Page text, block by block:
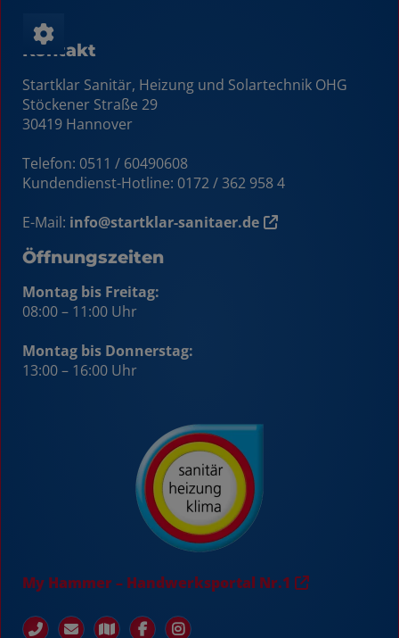
Kontakt
Startklar Sanitär, Heizung und Solartechnik OHG
Stöckener Straße 29
30419 Hannover
Telefon: 0511 / 60490608
Kundendienst-Hotline: 0172 / 362 958 4
E-Mail: info@startklar-sanitaer.de
Öffnungszeiten
Montag bis Freitag:
08:00 – 11:00 Uhr
Montag bis Donnerstag:
13:00 – 16:00 Uhr
My Hammer – Handwerksportal Nr.1